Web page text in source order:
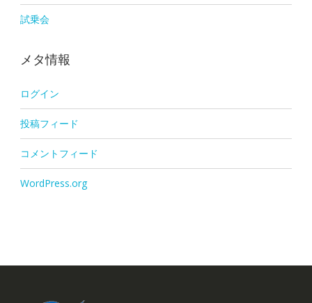
試乗会
メタ情報
ログイン
投稿フィード
コメントフィード
WordPress.org